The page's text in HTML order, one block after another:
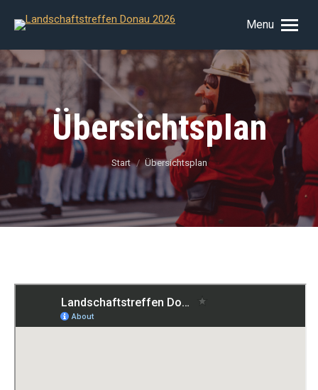
Menu
Übersichtsplan
Sie befinden sich hier:
Start Übersichtsplan